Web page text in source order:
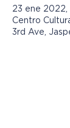
23 ene 2022,
Centro
3rd Ave,